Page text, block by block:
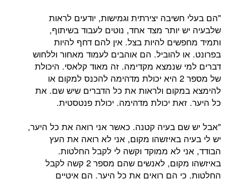
"הם בעלי חשיבה יצירתית וגמישות, יודעים לראות
שלבעיה יש יותר מצד אחד, נוטים לעבוד בשיתוף,
ותמיד מחפשים להיות בצל. אין להם דחף להיות
בפרונט. או להוביל. הם אוהבים לעמוד מאחור וללחוש
דברים למי שנמצא מקדימה. זה מאוד קלאסי. היכולת
של מספר 2 היא יכולת מדהימה להכנס למקום או
להימצא במקום ולראות את כל הדברים שיש שם. את
כל היער. זאת יכולת מדהימה. יכולת פנטסטית.
"אבל יש שם בעיה קטנה. כאשר אני רואה את כל היער,
יש לי בעיה באיזשהו מקום, אני לא רואה את העץ
הבודד, אני לא ממוקד וקשה לי לקבל החלטות.
באיזשהו מקום, לאנשים שהם מספר 2 קשה לקבל
החלטות. כי הם רואים את כל היער. הם איטיים